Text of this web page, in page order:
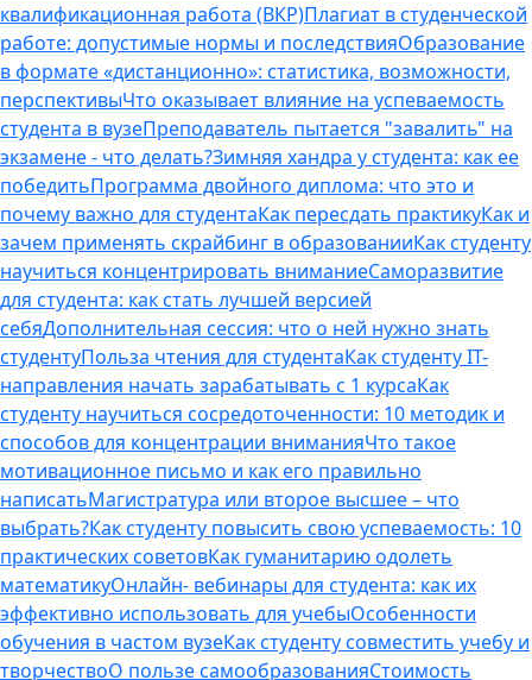
квалификационная работа (ВКР)Плагиат в студенческой
работе: допустимые нормы и последствияОбразование
в формате «дистанционно»: статистика, возможности,
перспективыЧто оказывает влияние на успеваемость
студента в вузеПреподаватель пытается "завалить" на
экзамене - что делать?Зимняя хандра у студента: как ее
победитьПрограмма двойного диплома: что это и
почему важно для студентаКак пересдать практикуКак и
зачем применять скрайбинг в образованииКак студенту
научиться концентрировать вниманиеСаморазвитие
для студента: как стать лучшей версией
себяДополнительная сессия: что о ней нужно знать
студентуПольза чтения для студентаКак студенту IT-
направления начать зарабатывать с 1 курсаКак
студенту научиться сосредоточенности: 10 методик и
способов для концентрации вниманияЧто такое
мотивационное письмо и как его правильно
написатьМагистратура или второе высшее – что
выбрать?Как студенту повысить свою успеваемость: 10
практических советовКак гуманитарию одолеть
математикуОнлайн- вебинары для студента: как их
эффективно использовать для учебыОсобенности
обучения в частом вузеКак студенту совместить учебу и
творчествоО пользе самообразованияСтоимость